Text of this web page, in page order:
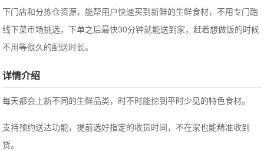
下门店和分拣仓资源，能帮用户快速买到新鲜的生鲜食材，不用专门跑
线下菜市场挑选，下单之后最快30分钟就能送到家，赶着想做饭的时候
不用等很久的配送时长。
详情介绍
每天都会上新不同的生鲜品类，时不时能挖到平时少见的特色食材。
支持预约送达功能，提前选好指定的收货时间，不在家也能精准收到
货。